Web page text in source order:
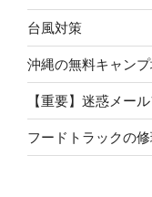
台風対策
沖縄の無料キャンプ
【重要】迷惑メー
フードトラックの修